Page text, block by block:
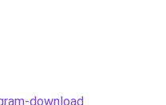
download